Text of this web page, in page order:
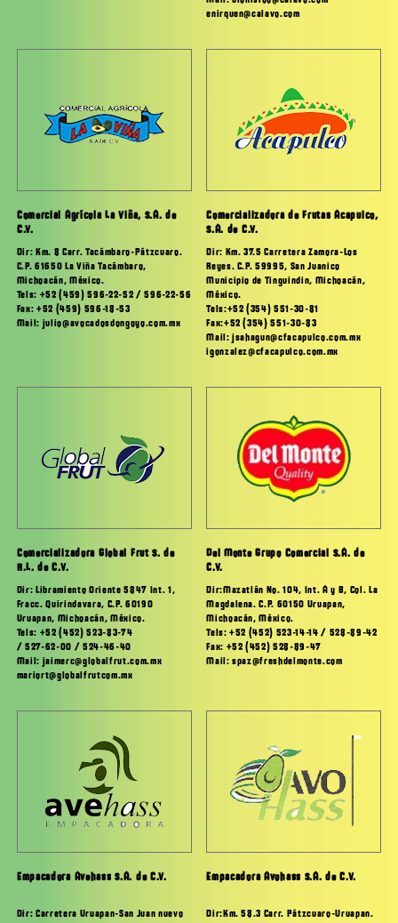
enirquen@calavo.com
Comercial Agrícola La Viña, S.A. de
C.V.
Dir: Km. 8 Carr. Tacámbaro-Pátzcuaro.
C.P. 61650 La Viña Tacámbaro,
Michoacán, México.
Tels: +52 (459) 596-22-52 / 596-22-56
Fax: +52 (459) 596-18-53
Mail: julio@avocadosdongoyo.com.mx
Comercializadora de Frutas Acapulco,
S.A. de C.V.
Dir: Km. 37.5 Carretera Zamora-Los
Reyes. C.P. 59995, San Juanico
Municipio de Tinguindin, Michoacán,
México.
Tels:+52 (354) 551-30-81
Fax:+52 (354) 551-30-83
Mail: jsahagun@cfacapulco.com.mx
igonzalez@cfacapulco.com.mx
Comercializadora Global Frut S. de
R.L. de C.V.
Dir: Libramiento Oriente 5847 Int. 1,
Fracc. Quirindavara, C.P. 60190
Uruapan, Michoacán, México.
Tels: +52 (452) 523-83-74
/ 527-62-00 / 524-46-40
Mail: jaimerc@globalfrut.com.mx
mariort@globalfrutcom.mx
Del Monte Grupo Comercial S.A. de
C.V.
Dir:Mazatlán No. 104, Int. A y B, Col. La
Magdalena. C.P. 60150 Uruapan,
Michoacán, México.
Tels: +52 (452) 523-14-14 / 528-89-42
Fax: +52 (452) 528-89-47
Mail: spaz@freshdelmonte.com
Empacadora Avehass S.A. de C.V.
Dir: Carretera Uruapan-San Juan nuevo
Empacadora Avohass S.A. de C.V.
Dir:Km. 58.3 Carr. Pátzcuaro-Uruapan.